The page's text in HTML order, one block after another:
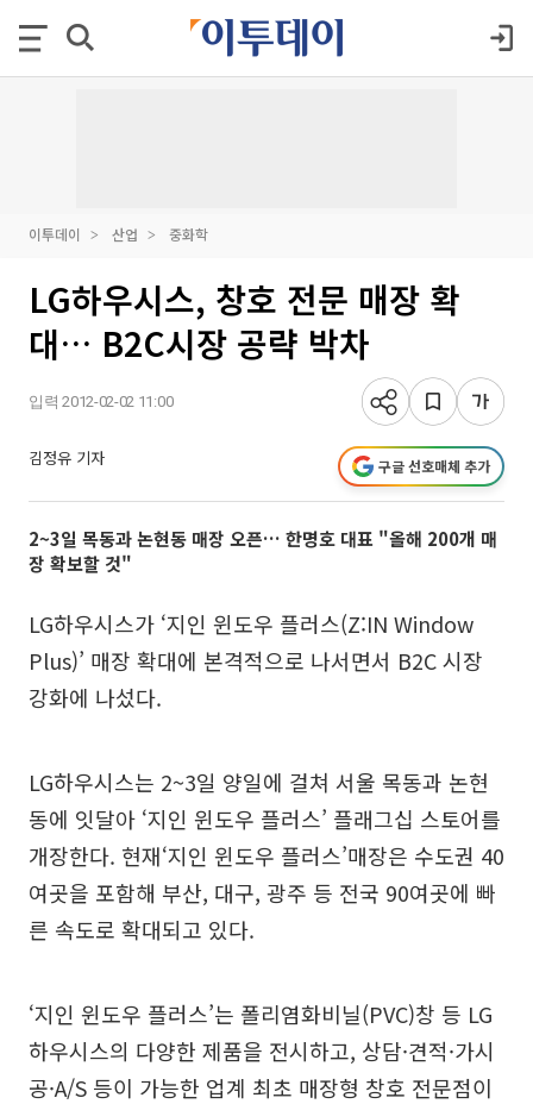
이투데이 산업 중화학
LG하우시스, 창호 전문 매장 확
대… B2C시장 공략 박차
입력 2012-02-02 11:00
김정유 기자 구글 선호매체 추가
2~3일 목동과 논현동 매장 오픈… 한명호 대표 "올해 200개 매
장 확보할 것"
LG하우시스가 ‘지인 윈도우 플러스(Z:IN Window
Plus)’ 매장 확대에 본격적으로 나서면서 B2C 시장
강화에 나섰다.
LG하우시스는 2~3일 양일에 걸쳐 서울 목동과 논현
동에 잇달아 ‘지인 윈도우 플러스’ 플래그십 스토어를
개장한다. 현재‘지인 윈도우 플러스’매장은 수도권 40
여곳을 포함해 부산, 대구, 광주 등 전국 90여곳에 빠
른 속도로 확대되고 있다.
‘지인 윈도우 플러스’는 폴리염화비닐(PVC)창 등 LG
하우시스의 다양한 제품을 전시하고, 상담·견적·가시
공·A/S 등이 가능한 업계 최초 매장형 창호 전문점이